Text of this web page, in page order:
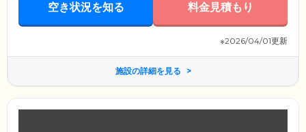
空き状況を知る 料金見積もり
※2026/04/01更新
施設の詳細を見る